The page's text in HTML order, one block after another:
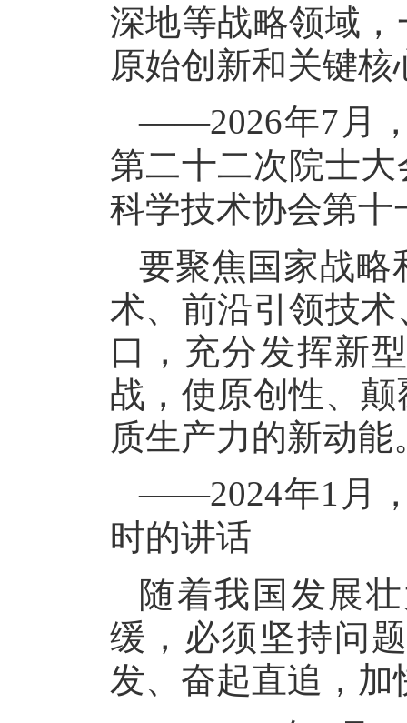
深地等战略领域
原始创新和关键
——2026年7月
第二十二次院士
科学技术协会第
要聚焦国家战略
术、前沿引领技
口，充分发挥新
战，使原创性、
质生产力的新动能
——2024年1月
时的讲话
随着我国发展
缓，必须坚持问
发、奋起直追，